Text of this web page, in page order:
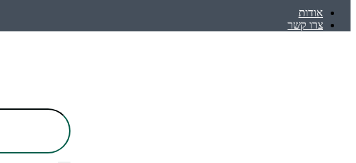
אודות
צרו קשר